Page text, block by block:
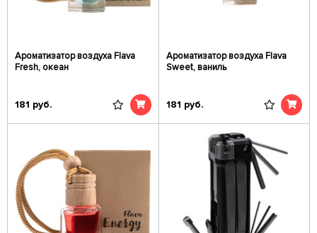
Ароматизатор воздуха Flava
Fresh, океан
181 руб.
Ароматизатор воздуха Flava
Sweet, ваниль
181 руб.